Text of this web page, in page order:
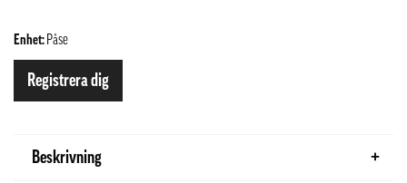
Enhet: Påse
Registrera dig
Beskrivning